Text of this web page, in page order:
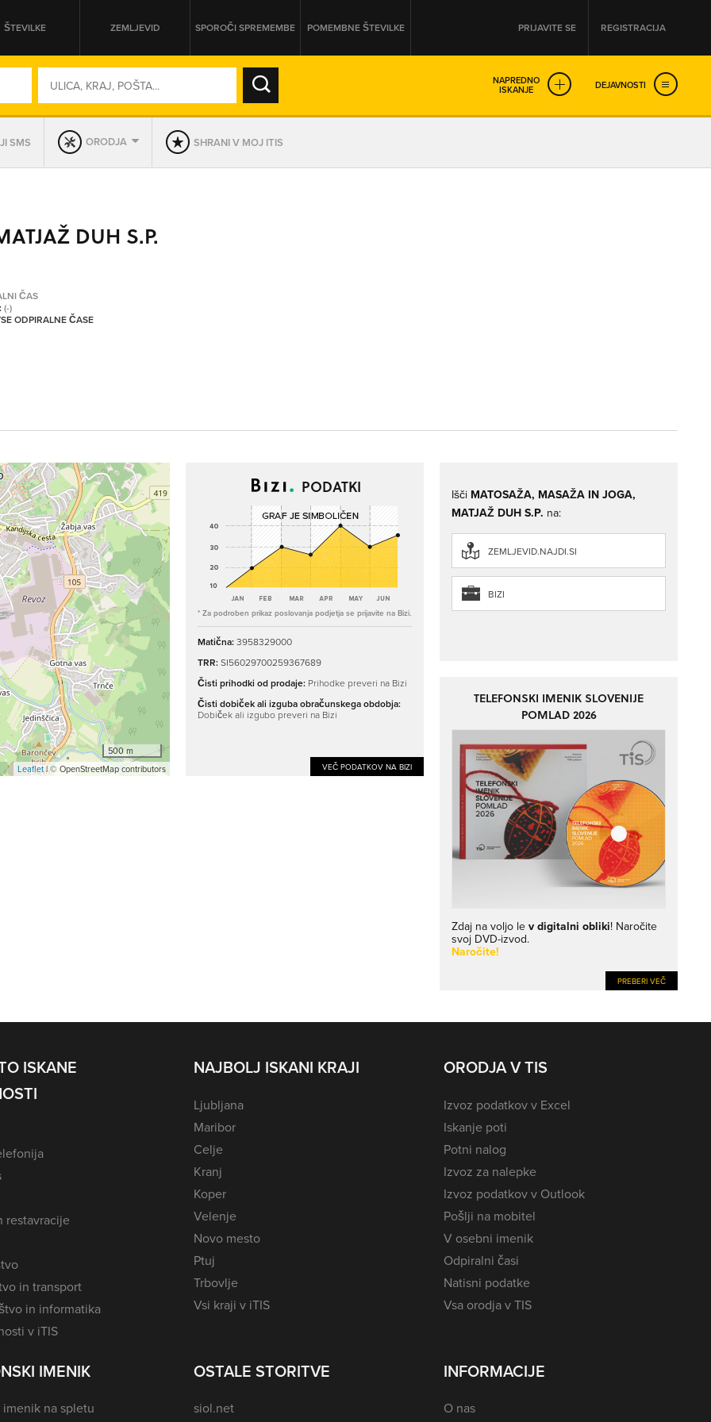
ŠTEVILKE ZEMLJEVID SPOROČI SPREMEMBE POMEMBNE ŠTEVILKE PRIJAVITE SE REGISTRACIJA
NAPREDNO
ISKANJE DEJAVNOSTI
SO ODPRTA V
SMS ORODJA SHRANI V MOJ ITIS
DUH S.P.
ČAS
(-)
ODPIRALNE ČASE
500 m
Leaflet| © OpenStreetMap contributors
PODATKI
* Za podroben prikaz poslovanja podjetja se prijavite na Bizi.
Matična:3958329000
TRR:SI56029700259367689
Čisti prihodki od prodaje: Prihodke preveri na Bizi
Čisti dobiček ali izguba obračunskega obdobja:
Dobiček ali izgubo preveri na Bizi
VEČ PODATKOV NA BIZI
Išči MATOSAŽA, MASAŽA IN JOGA,
MATJAŽ DUH S.P. na:
ZEMLJEVID.NAJDI.SI
BIZI
TELEFONSKI IMENIK SLOVENIJE
POMLAD 2026
Zdaj na voljo le v digitalni obliki! Naročite
svoj DVD-izvod.
Naročite!
PREBERI VEČ
ISKANE
restavracije
in transport
in informatika
v iTIS
NAJBOLJ ISKANI KRAJI
Ljubljana
Maribor
Celje
Kranj
Koper
Velenje
Novo mesto
Ptuj
Trbovlje
Vsi kraji v iTIS
ORODJA V TIS
Izvoz podatkov v Excel
Iskanje poti
Potni nalog
Izvoz za nalepke
Izvoz podatkov v Outlook
Pošlji na mobitel
V osebni imenik
Odpiralni časi
Natisni podatke
Vsa orodja v TIS
IMENIK
na spletu
OSTALE STORITVE
siol.net
INFORMACIJE
O nas